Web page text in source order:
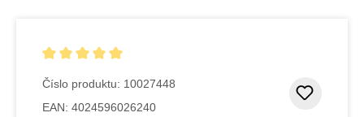
Číslo produktu: 10027448
EAN: 4024596026240